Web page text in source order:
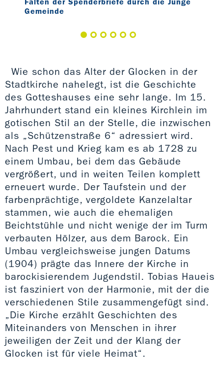
Gemeinde
Wie schon das Alter der Glocken in der
Stadtkirche nahelegt, ist die Geschichte
des Gotteshauses eine sehr lange. Im 15.
Jahrhundert stand ein kleines Kirchlein im
gotischen Stil an der Stelle, die inzwischen
als „Schützenstraße 6“ adressiert wird.
Nach Pest und Krieg kam es ab 1728 zu
einem Umbau, bei dem das Gebäude
vergrößert, und in weiten Teilen komplett
erneuert wurde. Der Taufstein und der
farbenprächtige, vergoldete Kanzelaltar
stammen, wie auch die ehemaligen
Beichtstühle und nicht wenige der im Turm
verbauten Hölzer, aus dem Barock. Ein
Umbau vergleichsweise jungen Datums
(1904) prägte das Innere der Kirche in
barockisierendem Jugendstil. Tobias Haueis
ist fasziniert von der Harmonie, mit der die
verschiedenen Stile zusammengefügt sind.
„Die Kirche erzählt Geschichten des
Miteinanders von Menschen in ihrer
jeweiligen der Zeit und der Klang der
Glocken ist für viele Heimat“.